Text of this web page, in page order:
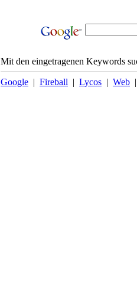
Mit den eingetragenen Keywords
Google | Fireball | Lycos | Web